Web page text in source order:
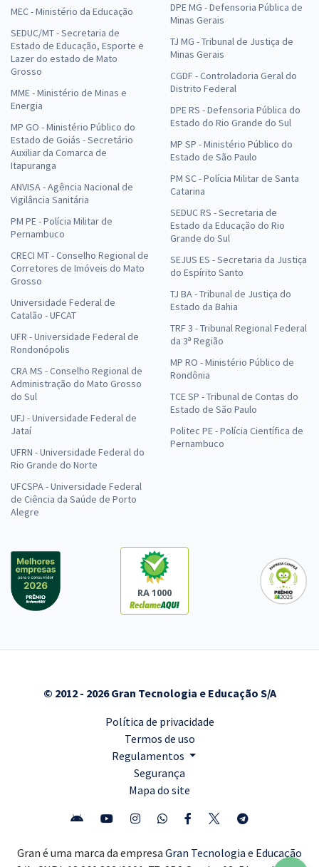
MEC - Ministério da Educação
SEDUC/MT - Secretaria de
Estado de Educação, Esporte e
Lazer do estado de Mato
Grosso
MME - Ministério de Minas e
Energia
MP GO - Ministério Público do
Estado de Goiás - Secretário
Auxiliar da Comarca de
Itapuranga
ANVISA - Agência Nacional de
Vigilância Sanitária
PM PE - Polícia Militar de
Pernambuco
CRECI MT - Conselho Regional de
Corretores de Imóveis do Mato
Grosso
Universidade Federal de
Catalão - UFCAT
UFR - Universidade Federal de
Rondonópolis
CRA MS - Conselho Regional de
Administração do Mato Grosso
do Sul
UFJ - Universidade Federal de
Jataí
UFRN - Universidade Federal do
Rio Grande do Norte
UFCSPA - Universidade Federal
de Ciência da Saúde de Porto
Alegre
DPE MG - Defensoria Pública de
Minas Gerais
TJ MG - Tribunal de Justiça de
Minas Gerais
CGDF - Controladoria Geral do
Distrito Federal
DPE RS - Defensoria Pública do
Estado do Rio Grande do Sul
MP SP - Ministério Público do
Estado de São Paulo
PM SC - Polícia Militar de Santa
Catarina
SEDUC RS - Secretaria de
Estado da Educação do Rio
Grande do Sul
SEJUS ES - Secretaria da Justiça
do Espírito Santo
TJ BA - Tribunal de Justiça do
Estado da Bahia
TRF 3 - Tribunal Regional Federal
da 3ª Região
MP RO - Ministério Público de
Rondônia
TCE SP - Tribunal de Contas do
Estado de São Paulo
Politec PE - Polícia Científica de
Pernambuco
RA 1000
© 2012 - 2026 Gran Tecnologia e Educação S/A
Política de privacidade
Termos de uso
Regulamentos
Segurança
Mapa do site
Gran é uma marca da empresa Gran Tecnologia e Educação